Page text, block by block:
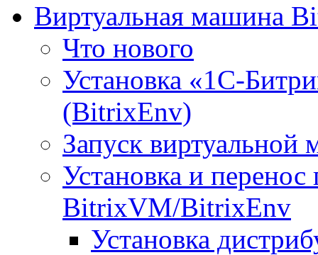
Виртуальная машина
Что нового
Установка «1С-
(BitrixEnv)
Запуск
Установка и
BitrixVM/BitrixEnv
Установка